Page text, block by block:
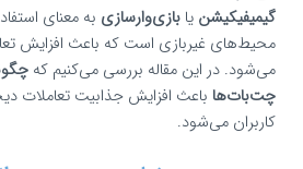
گیمیفیکیشن یا بازی‌وارسازی به معنای
محیط‌های غیر‌بازی است که باعث افزایش
می‌شود. در این مقاله بررسی می‌کنیم که
چت‌بات‌ها باعث افزایش جذابیت تعاملات
کاربران می‌شود.